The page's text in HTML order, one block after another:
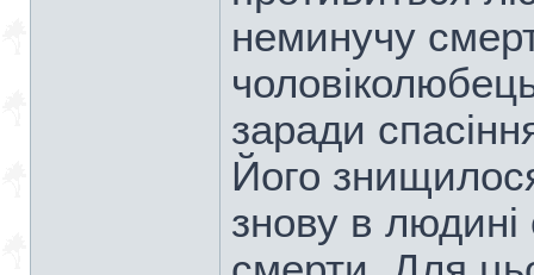
неминучу
заради
Його
знову в